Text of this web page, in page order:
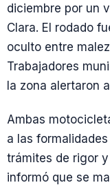
diciembre por un
Clara. El rodado
oculto entre
Trabajadores
la zona alertaron
Ambas
a las
trámites de rigor
informó que se